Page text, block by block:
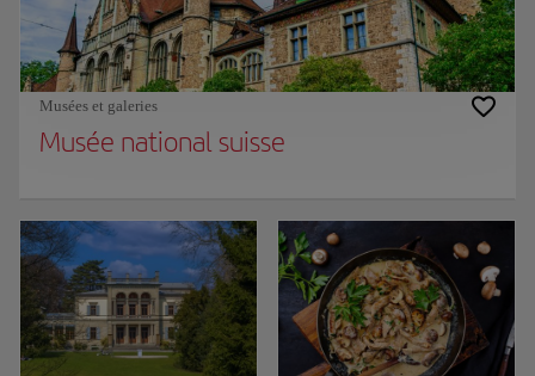
Musées et galeries
Musée national suisse